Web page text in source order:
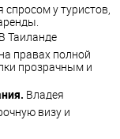
у туристов,
В Таиланде
правах полной
прозрачным и
Владея
визу и